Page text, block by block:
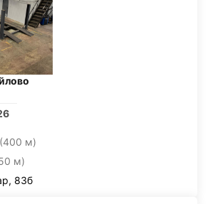
(400 м)
м)
83б